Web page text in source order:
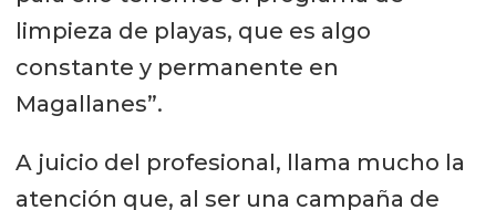
limpieza de playas, que es algo
constante y permanente en
Magallanes”.
A juicio del profesional, llama mucho la
atención que, al ser una campaña de